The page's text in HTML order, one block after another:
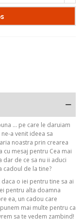
... pe care le daruiam
a venit ideea sa
noastra prin crearea
mesaj pentru Cea mai
dar de ce sa nu ii aduci
cadoul de la tine?
o iei pentru tine sa ai
pentru alta doamna
ea, un cadou care
mai multe pentru ca
sa te vedem zambind!